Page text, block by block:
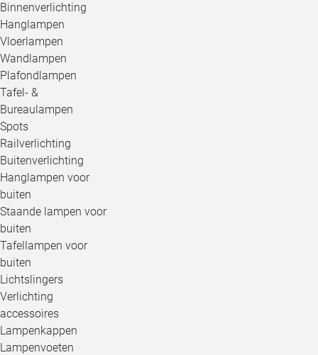
Binnenverlichting
Hanglampen
Vloerlampen
Wandlampen
Plafondlampen
Tafel- &
Bureaulampen
Spots
Railverlichting
Buitenverlichting
Hanglampen voor
buiten
Staande lampen voor
buiten
Tafellampen voor
buiten
Lichtslingers
Verlichting
accessoires
Lampenkappen
Lampenvoeten